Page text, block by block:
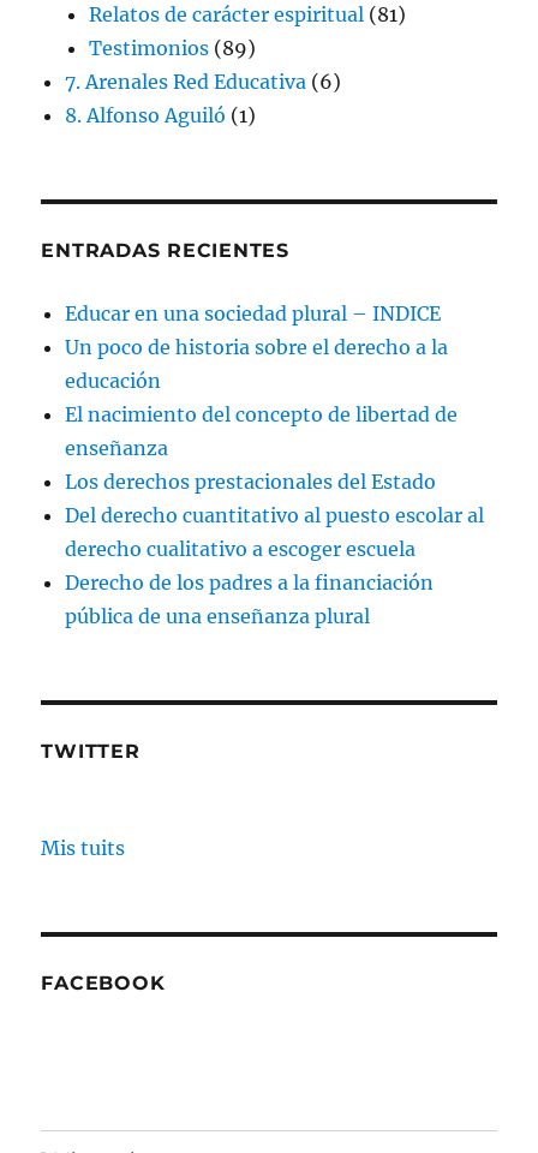
Relatos de carácter espiritual (81)
Testimonios (89)
7. Arenales Red Educativa (6)
8. Alfonso Aguiló (1)
ENTRADAS RECIENTES
Educar en una sociedad plural – INDICE
Un poco de historia sobre el derecho a la
educación
El nacimiento del concepto de libertad de
enseñanza
Los derechos prestacionales del Estado
Del derecho cuantitativo al puesto escolar al
derecho cualitativo a escoger escuela
Derecho de los padres a la financiación
pública de una enseñanza plural
TWITTER
Mis tuits
FACEBOOK